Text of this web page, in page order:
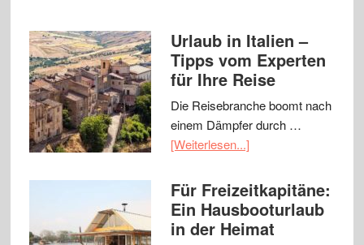
Urlaub in Italien –
Tipps vom Experten
für Ihre Reise
Die Reisebranche boomt nach
einem Dämpfer durch …
[Weiterlesen...]
Für Freizeitkapitäne:
Ein Hausbooturlaub
in der Heimat